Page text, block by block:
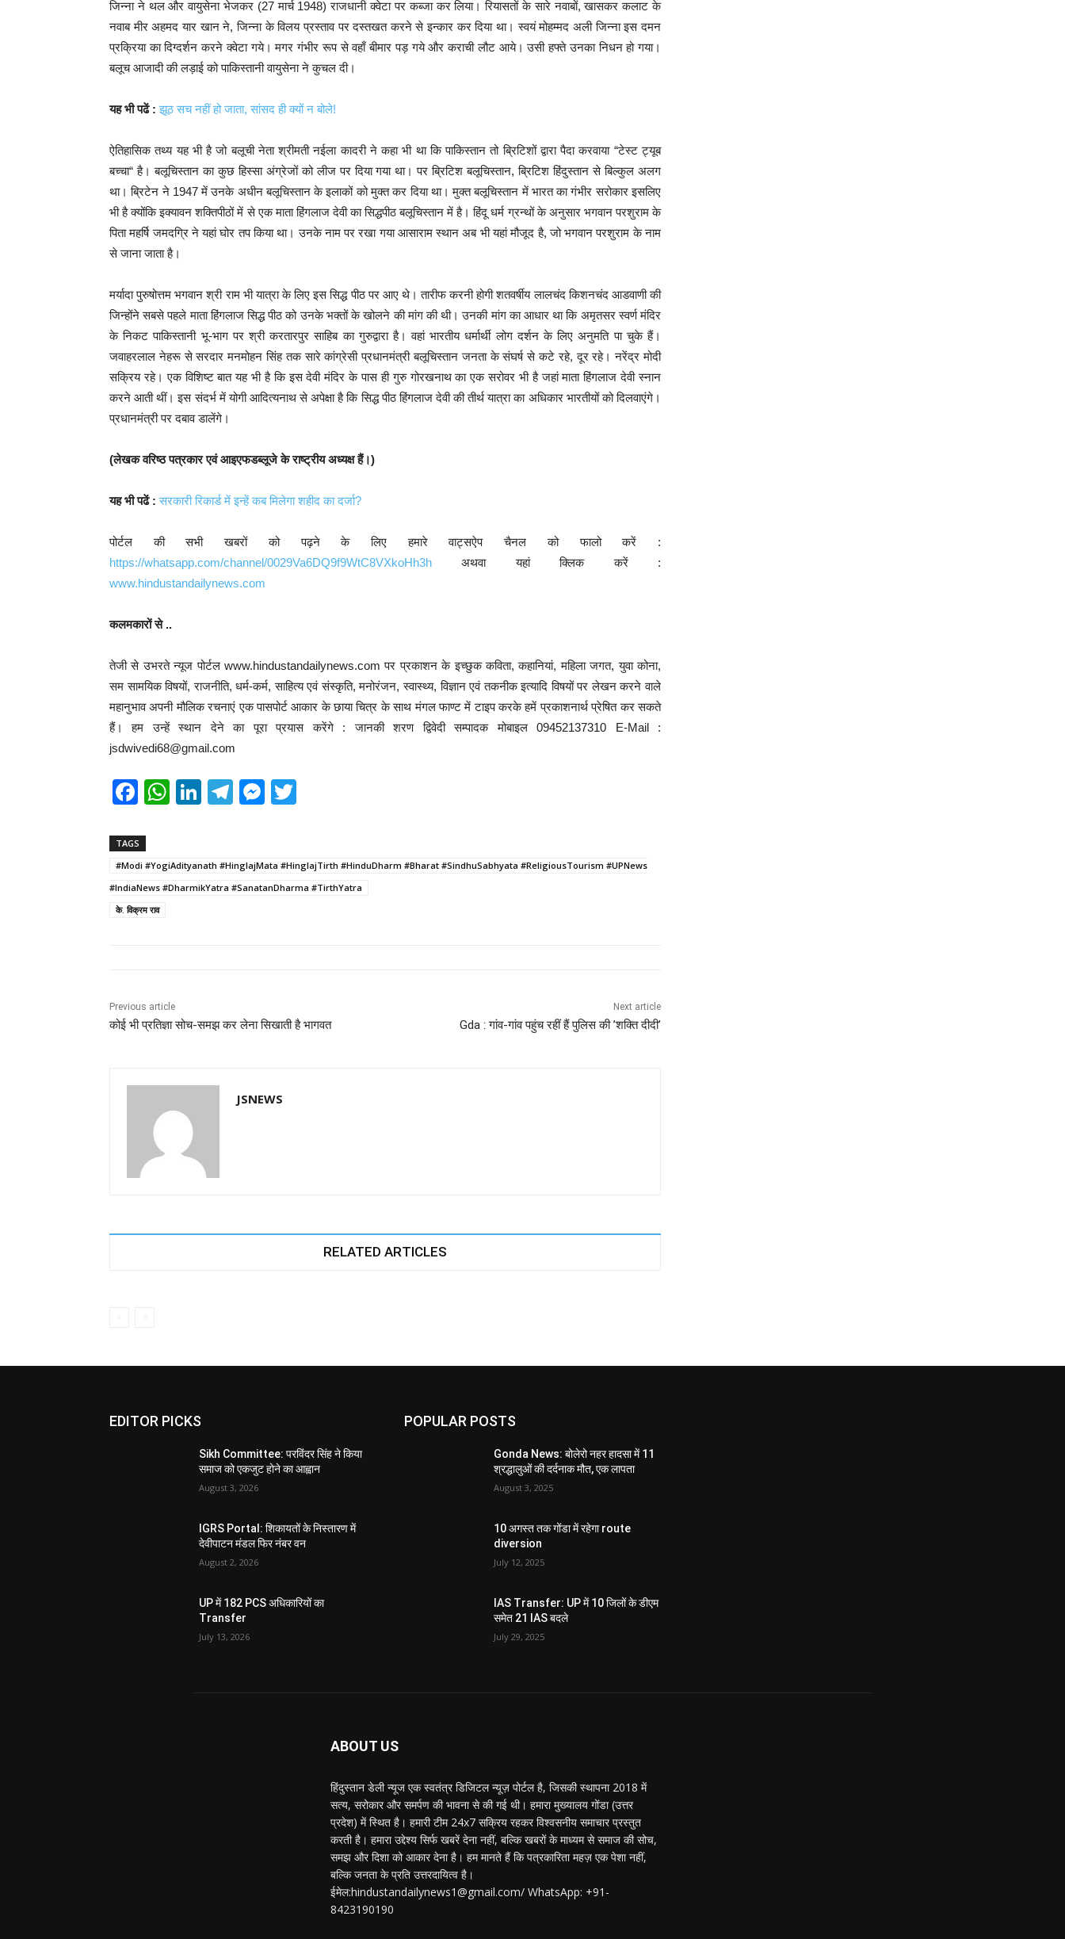
जिन्ना ने थल और वायुसेना भेजकर (27 मार्च 1948) राजधानी क्वेटा पर कब्जा कर लिया। रियासतों के सारे नवाबों, खासकर कलाट के
नवाब मीर अहमद यार खान ने, जिन्ना के विलय प्रस्ताव पर दस्तखत करने से इन्कार कर दिया था। स्वयं मोहम्मद अली जिन्ना इस दमन
प्रक्रिया का दिग्दर्शन करने क्वेटा गये। मगर गंभीर रूप से वहाँ बीमार पड़ गये और कराची लौट आये। उसी हफ्ते उनका निधन हो गया।
बलूच आजादी की लड़ाई को पाकिस्तानी वायुसेना ने कुचल दी।
यह भी पढें : झूठ सच नहीं हो जाता, सांसद ही क्यों न बोले!
ऐतिहासिक तथ्य यह भी है जो बलूची नेता श्रीमती नईला कादरी ने कहा भी था कि पाकिस्तान तो ब्रिटिशों द्वारा पैदा करवाया “टेस्ट ट्यूब
बच्चा“ है। बलूचिस्तान का कुछ हिस्सा अंग्रेजों को लीज पर दिया गया था। पर ब्रिटिश बलूचिस्तान, ब्रिटिश हिंदुस्तान से बिल्कुल अलग
था। ब्रिटेन ने 1947 में उनके अधीन बलूचिस्तान के इलाकों को मुक्त कर दिया था। मुक्त बलूचिस्तान में भारत का गंभीर सरोकार इसलिए
भी है क्योंकि इक्यावन शक्तिपीठों में से एक माता हिंगलाज देवी का सिद्धपीठ बलूचिस्तान में है। हिंदू धर्म ग्रन्थों के अनुसार भगवान परशुराम के
पिता महर्षि जमदग्रि ने यहां घोर तप किया था। उनके नाम पर रखा गया आसाराम स्थान अब भी यहां मौजूद है, जो भगवान परशुराम के नाम
से जाना जाता है।
मर्यादा पुरुषोत्तम भगवान श्री राम भी यात्रा के लिए इस सिद्ध पीठ पर आए थे। तारीफ करनी होगी शतवर्षीय लालचंद किशनचंद आडवाणी की
जिन्होंने सबसे पहले माता हिंगलाज सिद्ध पीठ को उनके भक्तों के खोलने की मांग की थी। उनकी मांग का आधार था कि अमृतसर स्वर्ण मंदिर
के निकट पाकिस्तानी भू-भाग पर श्री करतारपुर साहिब का गुरुद्वारा है। वहां भारतीय धर्मार्थी लोग दर्शन के लिए अनुमति पा चुके हैं।
जवाहरलाल नेहरू से सरदार मनमोहन सिंह तक सारे कांग्रेसी प्रधानमंत्री बलूचिस्तान जनता के संघर्ष से कटे रहे, दूर रहे। नरेंद्र मोदी
सक्रिय रहे। एक विशिष्ट बात यह भी है कि इस देवी मंदिर के पास ही गुरु गोरखनाथ का एक सरोवर भी है जहां माता हिंगलाज देवी स्नान
करने आती थीं। इस संदर्भ में योगी आदित्यनाथ से अपेक्षा है कि सिद्ध पीठ हिंगलाज देवी की तीर्थ यात्रा का अधिकार भारतीयों को दिलवाएंगे।
प्रधानमंत्री पर दबाव डालेंगे।
(लेखक वरिष्ठ पत्रकार एवं आइएफडब्लूजे के राष्ट्रीय अध्यक्ष हैं।)
यह भी पढें : सरकारी रिकार्ड में इन्हें कब मिलेगा शहीद का दर्जा?
पोर्टल की सभी खबरों को पढ़ने के लिए हमारे वाट्सऐप चैनल को फालो करें :
https://whatsapp.com/channel/0029Va6DQ9f9WtC8VXkoHh3h अथवा यहां क्लिक करें :
www.hindustandailynews.com
कलमकारों से ..
तेजी से उभरते न्यूज पोर्टल www.hindustandailynews.com पर प्रकाशन के इच्छुक कविता, कहानियां, महिला जगत, युवा कोना,
सम सामयिक विषयों, राजनीति, धर्म-कर्म, साहित्य एवं संस्कृति, मनोरंजन, स्वास्थ्य, विज्ञान एवं तकनीक इत्यादि विषयों पर लेखन करने वाले
महानुभाव अपनी मौलिक रचनाएं एक पासपोर्ट आकार के छाया चित्र के साथ मंगल फाण्ट में टाइप करके हमें प्रकाशनार्थ प्रेषित कर सकते
हैं। हम उन्हें स्थान देने का पूरा प्रयास करेंगे : जानकी शरण द्विवेदी सम्पादक मोबाइल 09452137310 E-Mail :
jsdwivedi68@gmail.com
F
c
e
b
o
W
s
A
Li
e
dI
T
gr
a
M
e
n
er
TAGS
#Modi #YogiAdityanath #HinglajMata #HinglajTirth #HinduDharm #Bharat #SindhuSabhyata #ReligiousTourism #UPNews
#IndiaNews #DharmikYatra #SanatanDharma #TirthYatra
के. विक्रम राव
Previous article
कोई भी प्रतिज्ञा सोच-समझ कर लेना सिखाती है भागवत
Next article
Gda : गांव-गांव पहुंच रहीं हैं पुलिस की ’शक्ति दीदी’
JSNEWS
RELATED ARTICLES
EDITOR PICKS
Sikh Committee: परविंदर सिंह ने किया
समाज को एकजुट होने का आह्वान
August 3, 2026
IGRS Portal: शिकायतों के निस्तारण में
देवीपाटन मंडल फिर नंबर वन
August 2, 2026
UP में 182 PCS अधिकारियों का
Transfer
July 13, 2026
POPULAR POSTS
Gonda News: बोलेरो नहर हादसा में 11
श्रद्धालुओं की दर्दनाक मौत, एक लापता
August 3, 2025
10 अगस्त तक गोंडा में रहेगा route
diversion
July 12, 2025
IAS Transfer: UP में 10 जिलों के डीएम
समेत 21 IAS बदले
July 29, 2025
ABOUT US
हिंदुस्तान डेली न्यूज एक स्वतंत्र डिजिटल न्यूज़ पोर्टल है, जिसकी स्थापना 2018 में
सत्य, सरोकार और समर्पण की भावना से की गई थी। हमारा मुख्यालय गोंडा (उत्तर
प्रदेश) में स्थित है। हमारी टीम 24x7 सक्रिय रहकर विश्वसनीय समाचार प्रस्तुत
करती है। हमारा उद्देश्य सिर्फ खबरें देना नहीं, बल्कि खबरों के माध्यम से समाज की सोच,
समझ और दिशा को आकार देना है। हम मानते हैं कि पत्रकारिता महज़ एक पेशा नहीं,
बल्कि जनता के प्रति उत्तरदायित्व है।
ईमेल:hindustandailynews1@gmail.com/ WhatsApp: +91-
8423190190